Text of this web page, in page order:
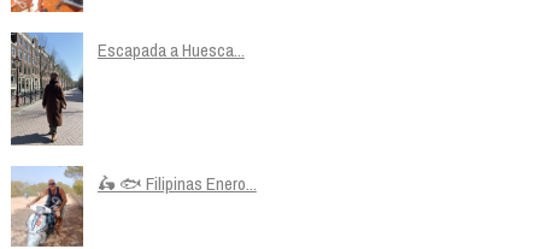
Escapada a Huesca...
🛵 🐟 Filipinas Enero...